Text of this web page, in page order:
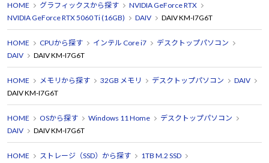
HOME グラフィックスから探す
NVIDIA GeForce RTX
NVIDIA GeForce RTX 5060 Ti (16GB)
DAIV DAIV KM-I7G6T
HOME CPUから探す インテル Core i7
デスクトップパソコン
DAIV
DAIV KM-I7G6T
HOME メモリから探す 32GB メモリ デスクトップパソコン
DAIV
DAIV KM-I7G6T
HOME OSから探す Windows 11 Home
デスクトップパソコン
DAIV
DAIV KM-I7G6T
HOME ストレージ（SSD）から探す
1TB M.2 SSD